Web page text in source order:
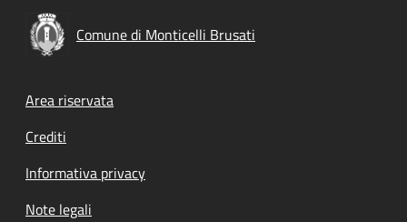
Comune di Monticelli Brusati
Footer menu
Area riservata
Crediti
Informativa privacy
Note legali